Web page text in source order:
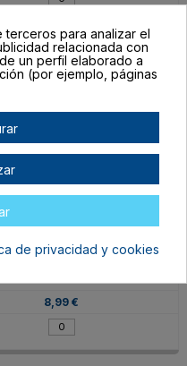
Gris claro
8,99 €
para analizar el
relacionada con
un perfil elaborado a
(por ejemplo, páginas
de privacidad y cookies